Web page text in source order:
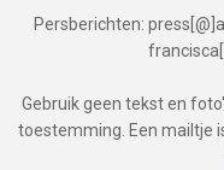
Persberichten:
Gebruik geen tekst en
toestemming. Een mailtje